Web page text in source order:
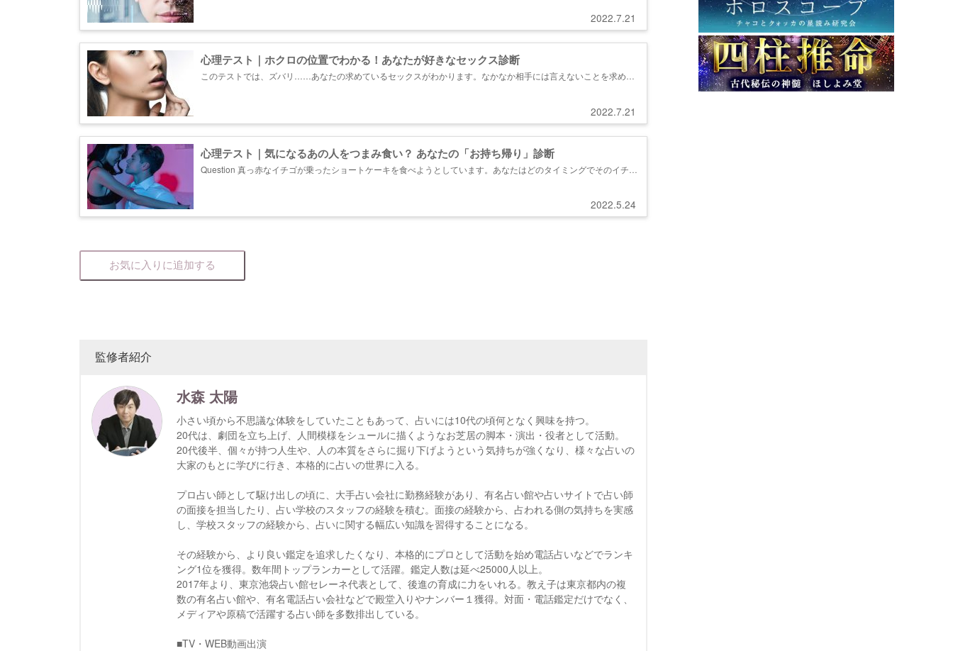
2022.7.21
心理テスト｜ホクロの位置でわかる！あなたが好きなセックス診断
2022.7.21
このテストでは、ズバリ……あなたの求めているセックスがわかります。なかなか相手には言えないことを求めて
心理テスト｜気になるあの人をつまみ食い？ あなたの「お持ち帰り」診断
2022.5.24
Question 真っ赤なイチゴが乗ったショートケーキを食べようとしています。あなたはどのタイミングでそのイチゴ
お気に入りに追加する
監修者紹介
水森 太陽
小さい頃から不思議な体験をしていたこともあって、占いには10代の頃何となく興味を持つ。
20代は、劇団を立ち上げ、人間模様をシュールに描くようなお芝居の脚本・演出・役者として活動。
20代後半、個々が持つ人生や、人の本質をさらに掘り下げようという気持ちが強くなり、様々な占いの
大家のもとに学びに行き、本格的に占いの世界に入る。
プロ占い師として駆け出しの頃に、大手占い会社に勤務経験があり、有名占い館や占いサイトで占い師
の面接を担当したり、占い学校のスタッフの経験を積む。面接の経験から、占われる側の気持ちを実感
し、学校スタッフの経験から、占いに関する幅広い知識を習得することになる。
その経験から、より良い鑑定を追求したくなり、本格的にプロとして活動を始め電話占いなどでランキ
ング1位を獲得。数年間トップランカーとして活躍。鑑定人数は延べ25000人以上。
2017年より、東京池袋占い館セレーネ代表として、後進の育成に力をいれる。教え子は東京都内の複
数の有名占い館や、有名電話占い会社などで殿堂入りやナンバー１獲得。対面・電話鑑定だけでなく、
メディアや原稿で活躍する占い師を多数排出している。
■TV・WEB動画出演